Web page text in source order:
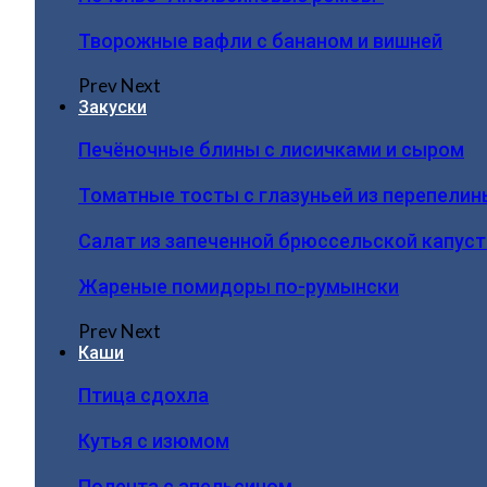
Творожные вафли с бананом и вишней
PrevNext
Закуски
Печёночные блины с лисичками и сыром
Томатные тосты с глазуньей из
Салат из запеченной брюссельской
Жареные помидоры по-румынски
PrevNext
Каши
Птица сдохла
Кутья с изюмом